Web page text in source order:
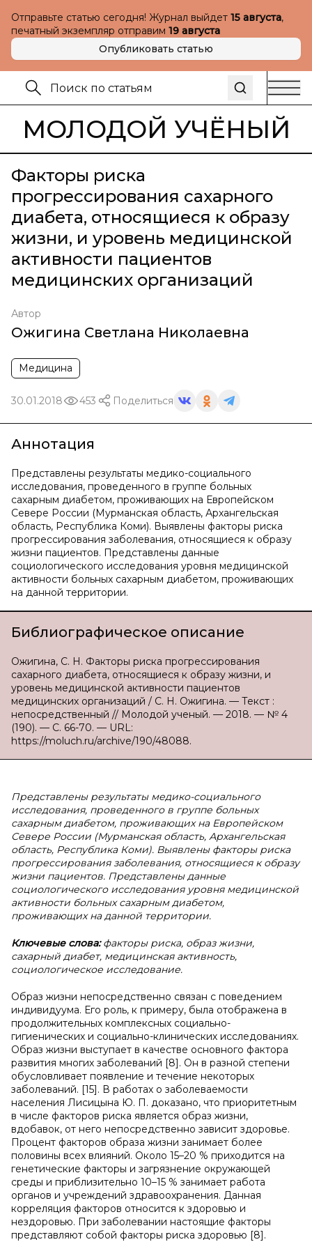
Отправьте статью сегодня! Журнал выйдет 15 августа,
печатный экземпляр отправим 19 августа
Опубликовать статью
МОЛОДОЙ УЧЁНЫЙ
Факторы риска
прогрессирования сахарного
диабета, относящиеся к образу
жизни, и уровень медицинской
активности пациентов
медицинских организаций
Автор
Ожигина Светлана Николаевна
Медицина
30.01.2018 453 Поделиться
Аннотация
Представлены результаты медико-социального
исследования, проведенного в группе больных
сахарным диабетом, проживающих на Европейском
Севере России (Мурманская область, Архангельская
область, Республика Коми). Выявлены факторы риска
прогрессирования заболевания, относящиеся к образу
жизни пациентов. Представлены данные
социологического исследования уровня медицинской
активности больных сахарным диабетом, проживающих
на данной территории.
Библиографическое описание
Ожигина, С. Н. Факторы риска прогрессирования
сахарного диабета, относящиеся к образу жизни, и
уровень медицинской активности пациентов
медицинских организаций / С. Н. Ожигина. — Текст :
непосредственный // Молодой ученый. — 2018. — № 4
(190). — С. 66-70. — URL:
https://moluch.ru/archive/190/48088.
Представлены результаты медико-социального
исследования, проведенного в группе больных
сахарным диабетом, проживающих на Европейском
Севере России (Мурманская область, Архангельская
область, Республика Коми). Выявлены факторы риска
прогрессирования заболевания, относящиеся к образу
жизни пациентов. Представлены данные
социологического исследования уровня медицинской
активности больных сахарным диабетом,
проживающих на данной территории.
Ключевые слова:факторы риска, образ жизни,
сахарный диабет, медицинская активность,
социологическое исследование.
Образ жизни непосредственно связан с поведением
индивидуума. Его роль, к примеру, была отображена в
продолжительных комплексных социально-
гигиенических и социально-клинических исследованиях.
Образ жизни выступает в качестве основного фактора
развития многих заболеваний [8]. Он в разной степени
обусловливает появление и течение некоторых
заболеваний. [15]. В работах о заболеваемости
населения Лисицына Ю. П. доказано, что приоритетным
в числе факторов риска является образ жизни,
вдобавок, от него непосредственно зависит здоровье.
Процент факторов образа жизни занимает более
половины всех влияний. Около 15–20 % приходится на
генетические факторы и загрязнение окружающей
среды и приблизительно 10–15 % занимает работа
органов и учреждений здравоохранения. Данная
корреляция факторов относится к здоровью и
нездоровью. При заболевании настоящие факторы
представляют собой факторы риска здоровью [8].